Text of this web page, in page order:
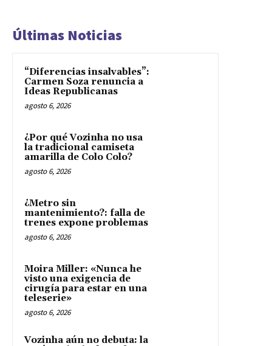
Últimas Noticias
“Diferencias insalvables”:
Carmen Soza renuncia a
Ideas Republicanas
agosto 6, 2026
¿Por qué Vozinha no usa
la tradicional camiseta
amarilla de Colo Colo?
agosto 6, 2026
¿Metro sin
mantenimiento?: falla de
trenes expone problemas
agosto 6, 2026
Moira Miller: «Nunca he
visto una exigencia de
cirugía para estar en una
teleserie»
agosto 6, 2026
Vozinha aún no debuta: la